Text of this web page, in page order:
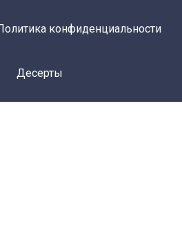
конфиденциальности
Десерты